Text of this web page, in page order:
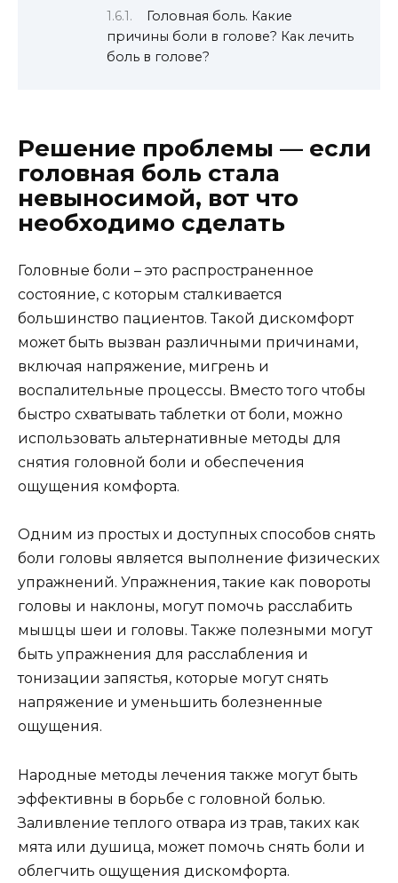
Головная боль. Какие
причины боли в голове? Как лечить
боль в голове?
Решение проблемы — если
головная боль стала
невыносимой, вот что
необходимо сделать
Головные боли – это распространенное
состояние, с которым сталкивается
большинство пациентов. Такой дискомфорт
может быть вызван различными причинами,
включая напряжение, мигрень и
воспалительные процессы. Вместо того чтобы
быстро схватывать таблетки от боли, можно
использовать альтернативные методы для
снятия головной боли и обеспечения
ощущения комфорта.
Одним из простых и доступных способов снять
боли головы является выполнение физических
упражнений. Упражнения, такие как повороты
головы и наклоны, могут помочь расслабить
мышцы шеи и головы. Также полезными могут
быть упражнения для расслабления и
тонизации запястья, которые могут снять
напряжение и уменьшить болезненные
ощущения.
Народные методы лечения также могут быть
эффективны в борьбе с головной болью.
Заливление теплого отвара из трав, таких как
мята или душица, может помочь снять боли и
облегчить ощущения дискомфорта.